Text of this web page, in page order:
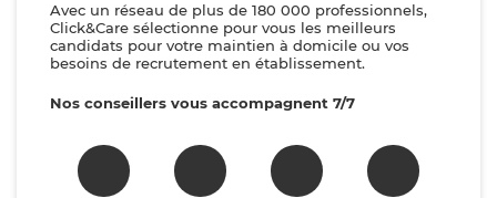
Avec un réseau de plus de 180 000 professionnels,
Click&Care sélectionne pour vous les meilleurs
candidats pour votre maintien à domicile ou vos
besoins de recrutement en établissement.
Nos conseillers vous accompagnent 7/7